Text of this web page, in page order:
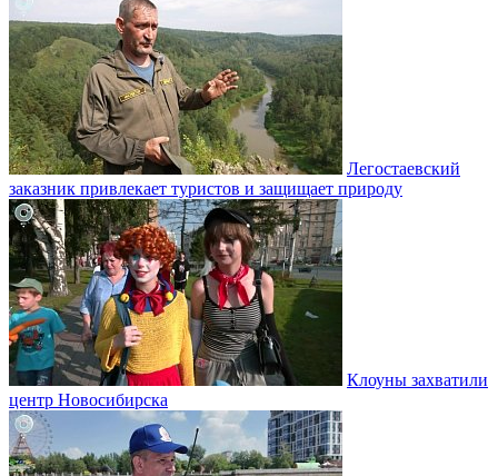
Легостаевский
заказник привлекает туристов и защищает природу
Клоуны захватили
центр Новосибирска